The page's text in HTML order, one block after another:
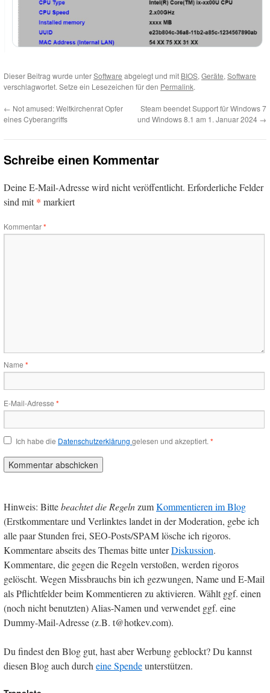
Dieser Beitrag wurde unterSoftware abgelegt und mit BIOS, Geräte, Software
verschlagwortet. Setze ein Lesezeichen für den Permalink.
← Not amused: Weltkirchenrat Opfer
eines Cyberangriffs
Steam beendet Support für Windows 7
und Windows 8.1 am 1. Januar 2024 →
Schreibe einen Kommentar
Deine E-Mail-Adresse wird nicht veröffentlicht. Erforderliche Felder
sind mit* markiert
Kommentar*
Name *
E-Mail-Adresse *
Ich habe die Datenschutzerklärung gelesen und akzeptiert. *
Hinweis: Bittebeachtet die RegelnzumKommentieren im Blog
(Erstkommentare und Verlinktes landet in der Moderation, gebe ich
alle paar Stunden frei, SEO-Posts/SPAM lösche ich rigoros.
Kommentare abseits des Themas bitte unterDiskussion.
Kommentare, die gegen die Regeln verstoßen, werden rigoros
gelöscht. Wegen Missbrauchs bin ich gezwungen, Name und E-Mail
als Pflichtfelder beim Kommentieren zu aktivieren. Wählt ggf. einen
(noch nicht benutzten) Alias-Namen und verwendet ggf. eine
Dummy-Mail-Adresse (z.B. t@hotkev.com).
Du findest den Blog gut, hast aber Werbung geblockt? Du kannst
diesen Blog auch durch eine Spendeunterstützen.